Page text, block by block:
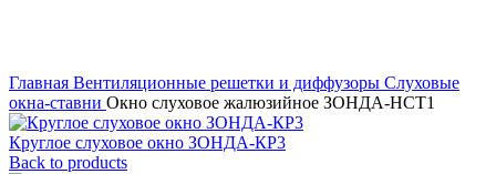
Главная Вентиляционные решетки и диффузоры Слуховые
окна-ставни Окно слуховое жалюзийное ЗОНДА-НСТ1
Круглое слуховое окно ЗОНДА-КР3
Back to products